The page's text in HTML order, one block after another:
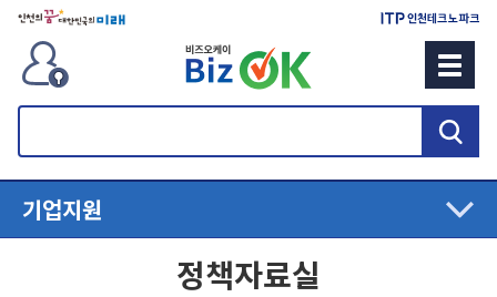
검
기업지원
정책자료실